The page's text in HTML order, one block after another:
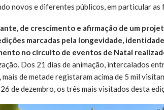
novos e diferentes públicos, em particular as
de crescimento e afirmação de um
marcadas pela longevidade, identidade,
no circuito de eventos de Natal
Dos 21 dias de animação, intercalados
de metade registaram acima de 5 mil
de dezembro, os três mais visitados desta